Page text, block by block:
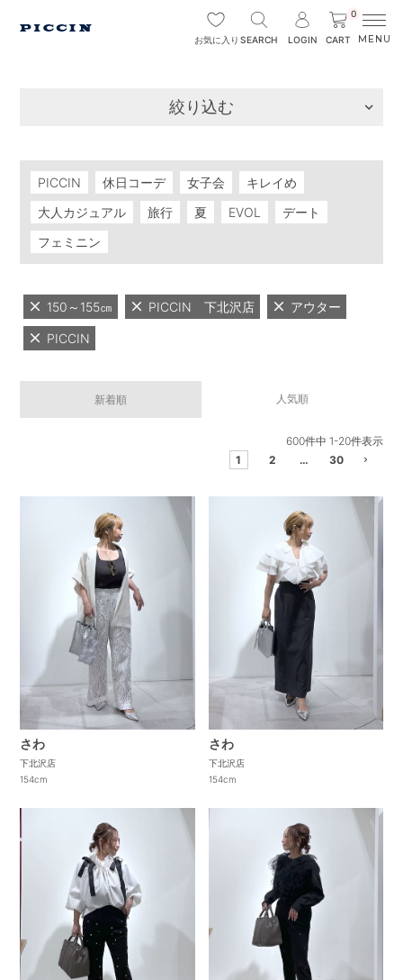
お気に入り SEARCH LOGIN
0
CART
絞り込む
PICCIN 休日コーデ 女子会
キレイめ
大人カジュアル
旅行 夏 EVOL
デート
フェミニン
150～155㎝ PICCIN 下北沢店 アウター
PICCIN
新着順 人気順
600件中 1-20件表示
1
2 … 30
さわ
下北沢店
154cm
さわ
下北沢店
154cm